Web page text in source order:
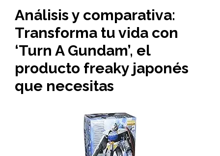
Análisis y comparativa:
Transforma tu vida con
‘Turn A Gundam’, el
producto freaky japonés
que necesitas